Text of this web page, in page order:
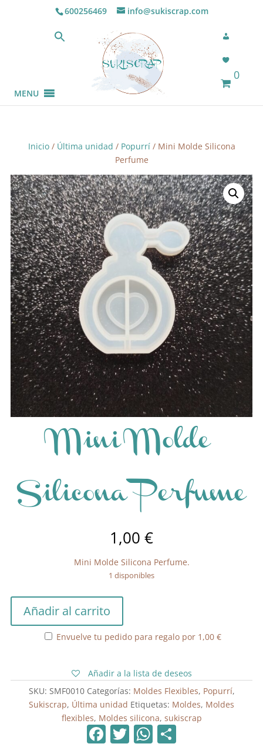
600256469 info@sukiscrap.com
0
MENU
Inicio/ Última unidad / Popurrí/ Mini Molde Silicona
Perfume
Mini Molde
Silicona Perfume
1,00 €
Mini Molde Silicona Perfume.
1 disponibles
Molde
Silicona
Añadir al carrito
Envuelve tu pedido para regalo por 1,00 €
Añadir a la lista de deseos
SKU: SMF0010 Categorías: Moldes Flexibles, Popurrí,
Sukiscrap, Última unidad Etiquetas: Moldes, Moldes
flexibles, Moldes silicona, sukiscrap
F T W